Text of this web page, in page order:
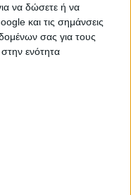
να δώσετε ή να
και τις σημάνσεις
σας για τους
ενότητα
Αρχαία